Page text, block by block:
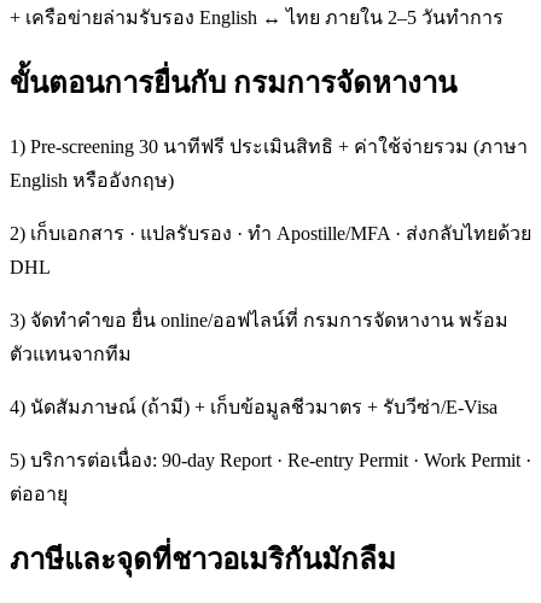
+ เครือข่ายล่ามรับรอง English ↔ ไทย ภายใน 2–5 วันทำการ
ขั้นตอนการยื่นกับ กรมการจัดหางาน
1) Pre-screening 30 นาทีฟรี ประเมินสิทธิ + ค่าใช้จ่ายรวม (ภาษา
English หรืออังกฤษ)
2) เก็บเอกสาร · แปลรับรอง · ทำ Apostille/MFA · ส่งกลับไทยด้วย
DHL
3) จัดทำคำขอ ยื่น online/ออฟไลน์ที่ กรมการจัดหางาน พร้อม
ตัวแทนจากทีม
4) นัดสัมภาษณ์ (ถ้ามี) + เก็บข้อมูลชีวมาตร + รับวีซ่า/E-Visa
5) บริการต่อเนื่อง: 90-day Report · Re-entry Permit · Work Permit ·
ต่ออายุ
ภาษีและจุดที่ชาวอเมริกันมักลืม